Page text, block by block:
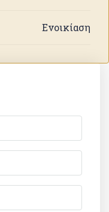
Ενοικίαση